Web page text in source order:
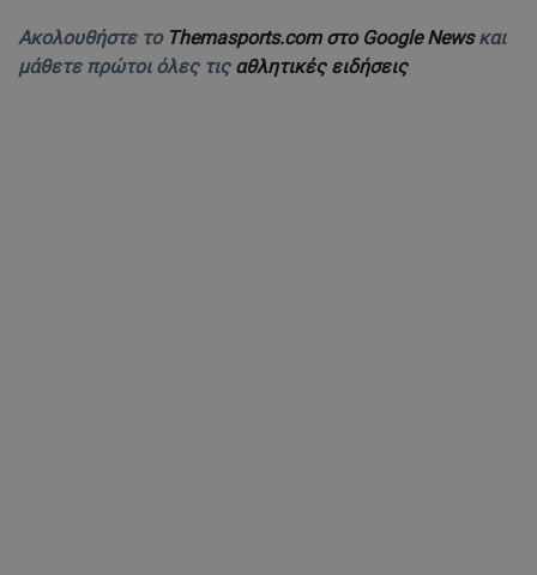
Ακολουθήστε το Themasports.com στο Google Newsκαι
μάθετε πρώτοι όλες τις αθλητικές ειδήσεις